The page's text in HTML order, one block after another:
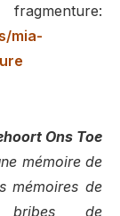
mia-
Ons Toe
mémoire de
mémoires de
bribes de